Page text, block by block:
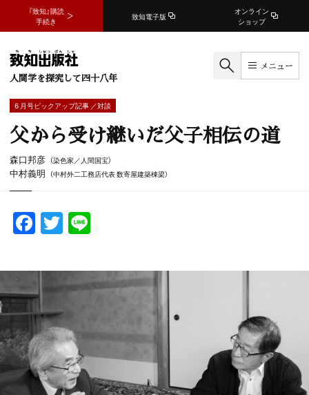
『致知』購読
手続き
致知電子版
オンライン
ショップ
人間学を探究して四十八年
メニュー
6 月号ピックアップ記事 ／対談
父から受け継いだ父子相伝の道
森口邦彦 （染色家／人間国宝）
中村義明 （中村外二工務店代表 数寄屋建築棟梁）
F
a
c
e
b
o
o
k
T
w
itt
er
e